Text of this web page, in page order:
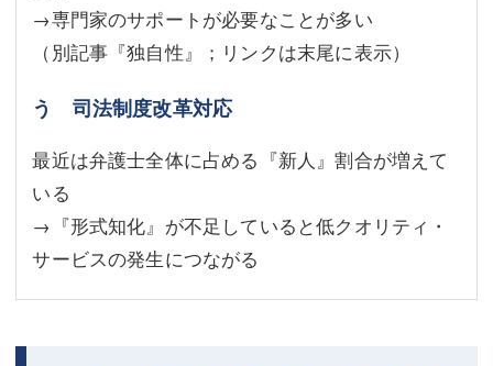
→専門家のサポートが必要なことが多い
（別記事『独自性』；リンクは末尾に表示）
う 司法制度改革対応
最近は弁護士全体に占める『新人』割合が増えて
いる
→『形式知化』が不足していると低クオリティ・
サービスの発生につながる